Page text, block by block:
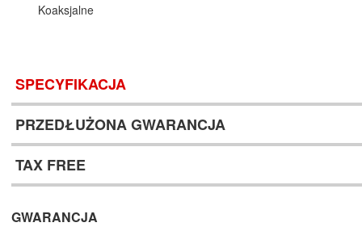
Koaksjalne
SPECYFIKACJA
PRZEDŁUŻONA GWARANCJA
TAX FREE
GWARANCJA